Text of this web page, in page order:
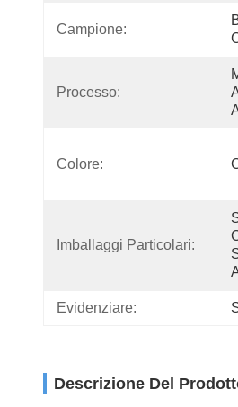
Campione:
Processo:
Colore:
Imballaggi Particolari:
Evidenziare:
Descrizione Del